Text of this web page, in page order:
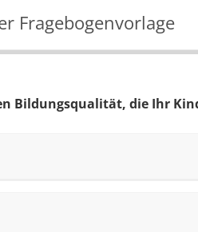
Fragebogenvorlage